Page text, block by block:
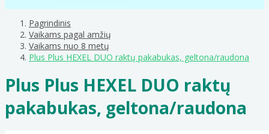
Pagrindinis
Vaikams pagal amžių
Vaikams nuo 8 metų
Plus Plus HEXEL DUO raktų pakabukas, geltona/raudona
Plus Plus HEXEL DUO raktų
pakabukas, geltona/raudona